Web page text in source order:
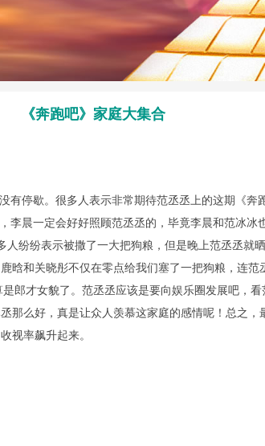
《奔跑吧》家庭大集合
停歇。很多人表示非常期待范丞丞上的这期《
李晨一定会好好照顾范丞丞的，毕竟李晨和范冰冰
纷纷表示被撒了一大把狗粮，但是晚上范丞丞就
晗和关晓彤不仅在零点给我们塞了一把狗粮，连
郎才女貌了。范丞丞应该是要向娱乐圈发展吧，
那么好，真是让众人羡慕这家庭的感情呢！总之
视率飙升起来。